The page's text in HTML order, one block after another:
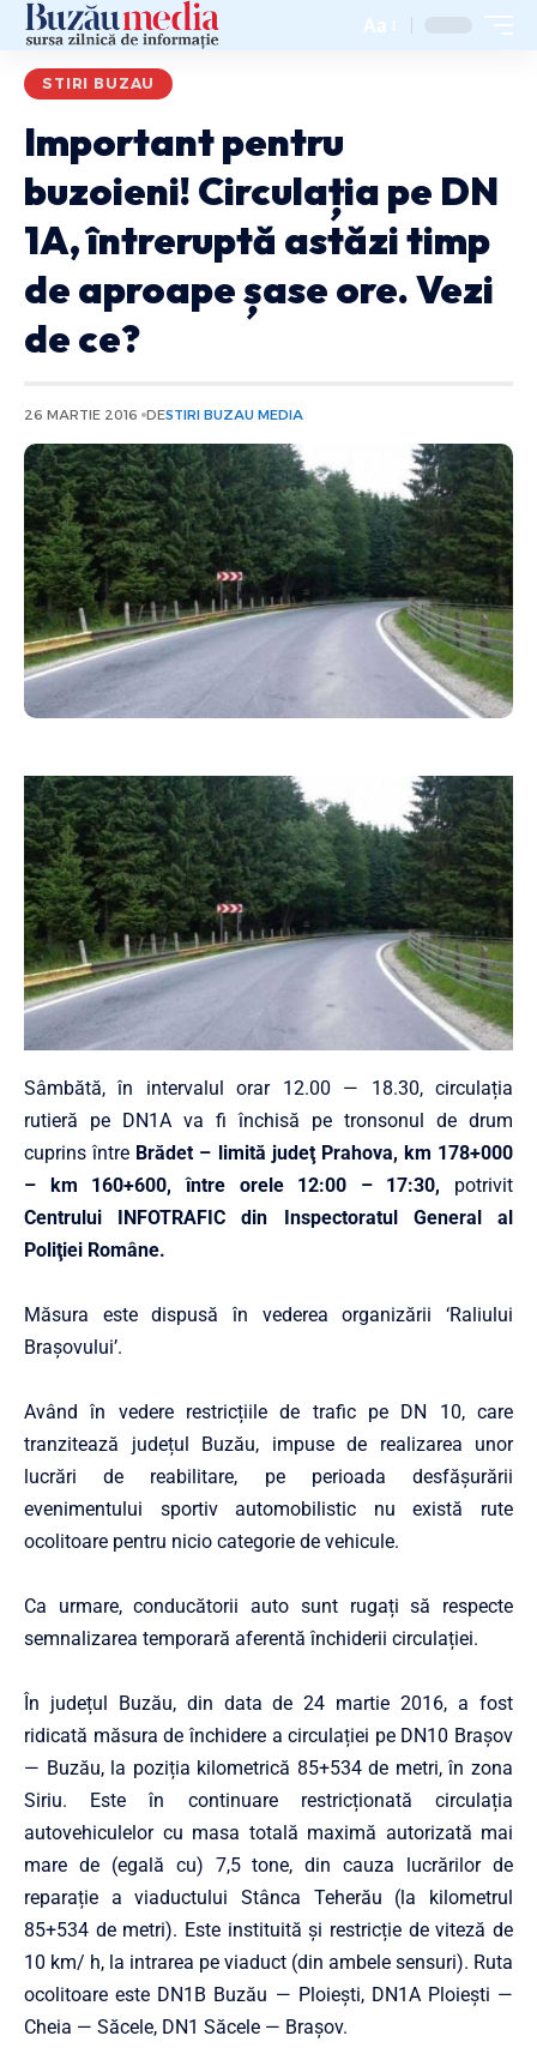
Aa
STIRI BUZAU
Important pentru
buzoieni! Circulația pe DN
1A, întreruptă astăzi timp
de aproape șase ore. Vezi
de ce?
26 MARTIE 2016 DESTIRI BUZAU MEDIA
Sâmbătă, în intervalul orar 12.00 — 18.30, circulația
rutieră pe DN1A va fi închisă pe tronsonul de drum
cuprins între Brădet – limită judeţ Prahova, km 178+000
– km 160+600, între orele 12:00 – 17:30, potrivit
Centrului INFOTRAFIC din Inspectoratul General al
Poliţiei Române.
Măsura este dispusă în vederea organizării ‘Raliului
Brașovului’.
Având în vedere restricțiile de trafic pe DN 10, care
tranzitează județul Buzău, impuse de realizarea unor
lucrări de reabilitare, pe perioada desfășurării
evenimentului sportiv automobilistic nu există rute
ocolitoare pentru nicio categorie de vehicule.
Ca urmare, conducătorii auto sunt rugați să respecte
semnalizarea temporară aferentă închiderii circulației.
În județul Buzău, din data de 24 martie 2016, a fost
ridicată măsura de închidere a circulației pe DN10 Brașov
— Buzău, la poziția kilometrică 85+534 de metri, în zona
Siriu. Este în continuare restricționată circulația
autovehiculelor cu masa totală maximă autorizată mai
mare de (egală cu) 7,5 tone, din cauza lucrărilor de
reparație a viaductului Stânca Teherău (la kilometrul
85+534 de metri). Este instituită și restricție de viteză de
10 km/ h, la intrarea pe viaduct (din ambele sensuri). Ruta
ocolitoare este DN1B Buzău — Ploiești, DN1A Ploiești —
Cheia — Săcele, DN1 Săcele — Brașov.